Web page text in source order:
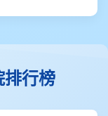
排行榜